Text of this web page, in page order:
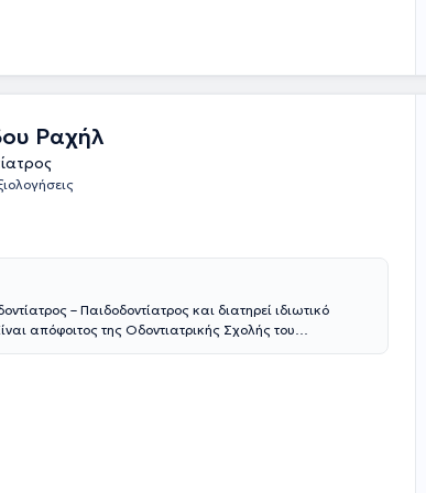
Ραχήλ
– Παιδοδοντίατρος και διατηρεί ιδιωτικό
απόφοιτος της Οδοντιατρικής Σχολής του